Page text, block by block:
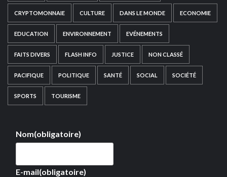
CRYPTOMONNAIE CULTURE DANS LE MONDE ECONOMIE
EDUCATION ENVIRONNEMENT EVÉNEMENTS
FAITS DIVERS FLASH INFO JUSTICE NON CLASSÉ
PACIFIQUE POLITIQUE SANTÉ SOCIAL SOCIÉTÉ
SPORTS TOURISME
Nom(obligatoire)
E-mail(obligatoire)